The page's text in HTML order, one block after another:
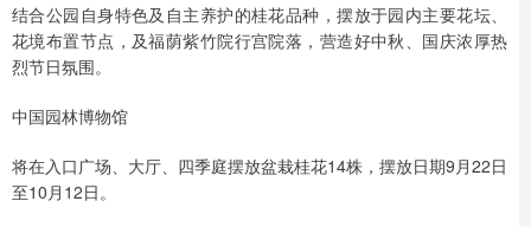
结合公园自身特色及自主养护的桂花品种，摆放于园内主要花坛、
花境布置节点，及福荫紫竹院行宫院落，营造好中秋、国庆浓厚热
烈节日氛围。
中国园林博物馆
将在入口广场、大厅、四季庭摆放盆栽桂花14株，摆放日期9月22日
至10月12日。